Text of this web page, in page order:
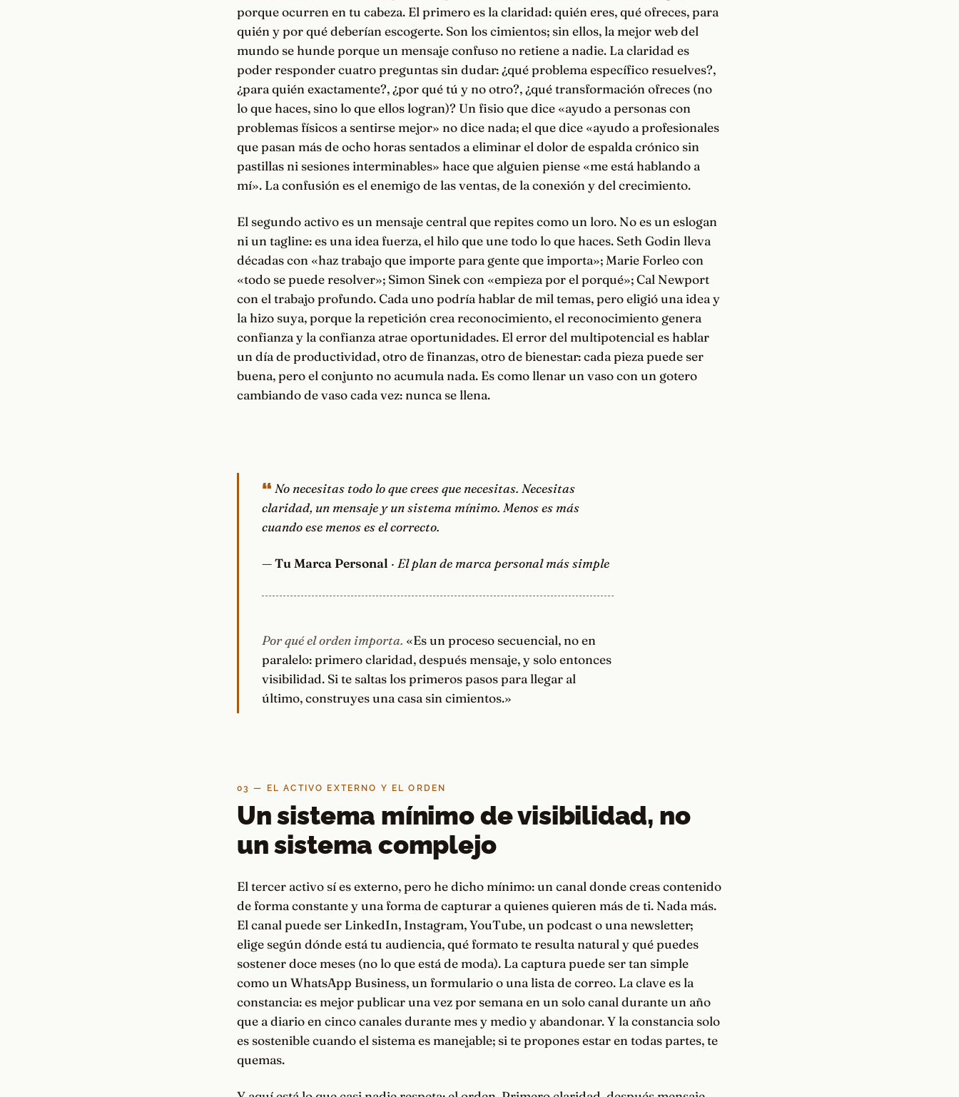
porque ocurren en tu cabeza. El primero es la claridad: quién eres, qué ofreces, para
quién y por qué deberían escogerte. Son los cimientos; sin ellos, la mejor web del
mundo se hunde porque un mensaje confuso no retiene a nadie. La claridad es
poder responder cuatro preguntas sin dudar: ¿qué problema específico resuelves?,
¿para quién exactamente?, ¿por qué tú y no otro?, ¿qué transformación ofreces (no
lo que haces, sino lo que ellos logran)? Un fisio que dice «ayudo a personas con
problemas físicos a sentirse mejor» no dice nada; el que dice «ayudo a profesionales
que pasan más de ocho horas sentados a eliminar el dolor de espalda crónico sin
pastillas ni sesiones interminables» hace que alguien piense «me está hablando a
mí». La confusión es el enemigo de las ventas, de la conexión y del crecimiento.
El segundo activo es un mensaje central que repites como un loro. No es un eslogan
ni un tagline: es una idea fuerza, el hilo que une todo lo que haces. Seth Godin lleva
décadas con «haz trabajo que importe para gente que importa»; Marie Forleo con
«todo se puede resolver»; Simon Sinek con «empieza por el porqué»; Cal Newport
con el trabajo profundo. Cada uno podría hablar de mil temas, pero eligió una idea y
la hizo suya, porque la repetición crea reconocimiento, el reconocimiento genera
confianza y la confianza atrae oportunidades. El error del multipotencial es hablar
un día de productividad, otro de finanzas, otro de bienestar: cada pieza puede ser
buena, pero el conjunto no acumula nada. Es como llenar un vaso con un gotero
cambiando de vaso cada vez: nunca se llena.
No necesitas todo lo que crees que necesitas. Necesitas
claridad, un mensaje y un sistema mínimo. Menos es más
cuando ese menos es el correcto.
—Tu Marca Personal · El plan de marca personal más simple
Por qué el orden importa. «Es un proceso secuencial, no en
paralelo: primero claridad, después mensaje, y solo entonces
visibilidad. Si te saltas los primeros pasos para llegar al
último, construyes una casa sin cimientos.»
03 — EL ACTIVO EXTERNO Y EL ORDEN
Un sistema mínimo de visibilidad, no
un sistema complejo
El tercer activo sí es externo, pero he dicho mínimo: un canal donde creas contenido
de forma constante y una forma de capturar a quienes quieren más de ti. Nada más.
El canal puede ser LinkedIn, Instagram, YouTube, un podcast o una newsletter;
elige según dónde está tu audiencia, qué formato te resulta natural y qué puedes
sostener doce meses (no lo que está de moda). La captura puede ser tan simple
como un WhatsApp Business, un formulario o una lista de correo. La clave es la
constancia: es mejor publicar una vez por semana en un solo canal durante un año
que a diario en cinco canales durante mes y medio y abandonar. Y la constancia solo
es sostenible cuando el sistema es manejable; si te propones estar en todas partes, te
quemas.